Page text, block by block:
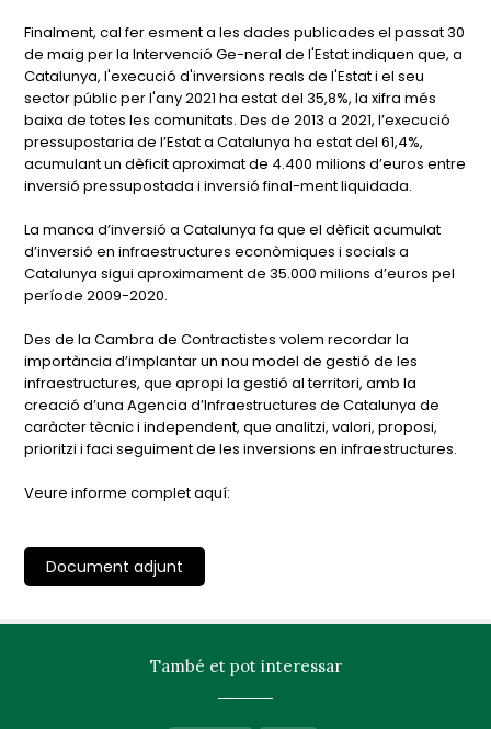
Finalment, cal fer esment a les dades publicades el passat 30
de maig per la Intervenció Ge-neral de l'Estat indiquen que, a
Catalunya, l'execució d'inversions reals de l'Estat i el seu
sector públic per l'any 2021 ha estat del 35,8%, la xifra més
baixa de totes les comunitats. Des de 2013 a 2021, l’execució
pressupostaria de l’Estat a Catalunya ha estat del 61,4%,
acumulant un dèficit aproximat de 4.400 milions d’euros entre
inversió pressupostada i inversió final-ment liquidada.
La manca d’inversió a Catalunya fa que el dèficit acumulat
d’inversió en infraestructures econòmiques i socials a
Catalunya sigui aproximament de 35.000 milions d’euros pel
període 2009-2020.
Des de la Cambra de Contractistes volem recordar la
importància d’implantar un nou model de gestió de les
infraestructures, que apropi la gestió al territori, amb la
creació d’una Agencia d’Infraestructures de Catalunya de
caràcter tècnic i independent, que analitzi, valori, proposi,
prioritzi i faci seguiment de les inversions en infraestructures.
Veure informe complet aquí:
Document adjunt
També et pot interessar